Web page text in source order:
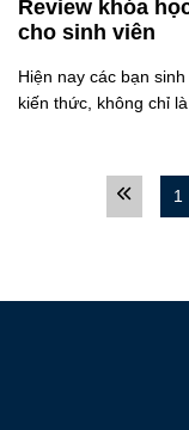
Review khóa
cho sinh viên
Hiện nay các bạn
kiến thức, không chỉ là
1